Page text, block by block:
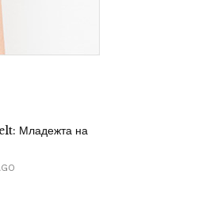
Младежта на